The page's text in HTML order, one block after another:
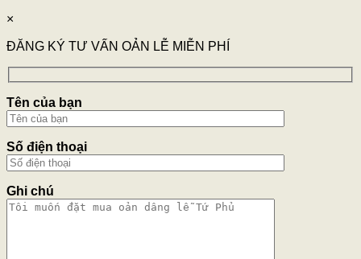
×
ĐĂNG KÝ TƯ VẤN OẢN LỄ MIỄN PHÍ
Tên của bạn
Số điện thoại
Ghi chú